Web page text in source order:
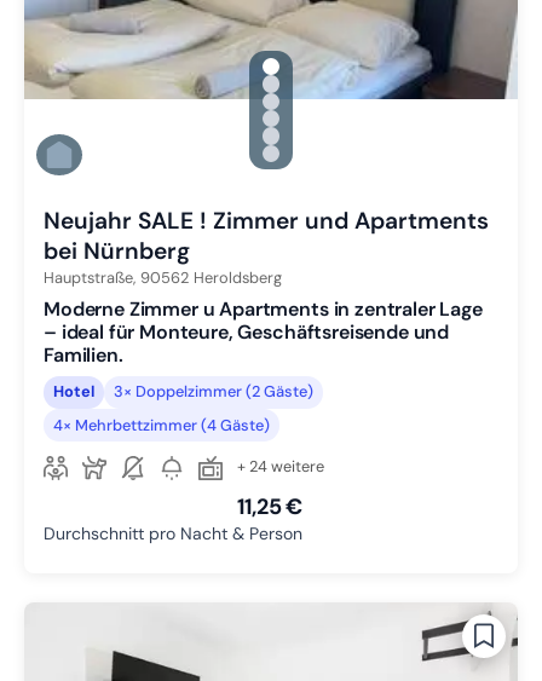
gallery.slide_selector
Zu Slide 1 wechseln
Zu Slide 2 wechseln
Zu Slide 3 wechseln
Zu Slide 4 wechseln
Zu Slide 5 wechseln
Zu Slide 6 wechseln
Neujahr SALE ! Zimmer und Apartments
bei Nürnberg
Hauptstraße, 90562 Heroldsberg
Moderne Zimmer u Apartments in zentraler Lage
– ideal für Monteure, Geschäftsreisende und
Familien.
Hotel
3× Doppelzimmer (2 Gäste)
4× Mehrbettzimmer (4 Gäste)
+ 24 weitere
11,25 €
Durchschnitt pro Nacht & Person